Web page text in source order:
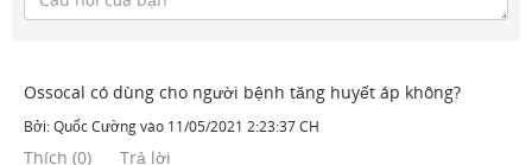
Ossocal có dùng cho người bệnh tăng huyết áp không?
Bởi:Quốc Cườngvào 11/05/2021 2:23:37 CH
Thích (0) Trả lời